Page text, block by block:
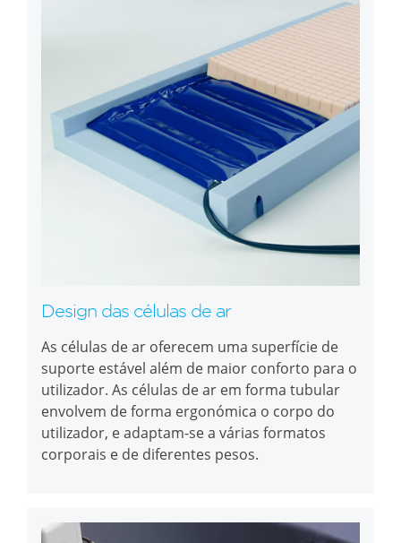
Design das células de ar
As células de ar oferecem uma superfície de
suporte estável além de maior conforto para o
utilizador. As células de ar em forma tubular
envolvem de forma ergonómica o corpo do
utilizador, e adaptam-se a várias formatos
corporais e de diferentes pesos.